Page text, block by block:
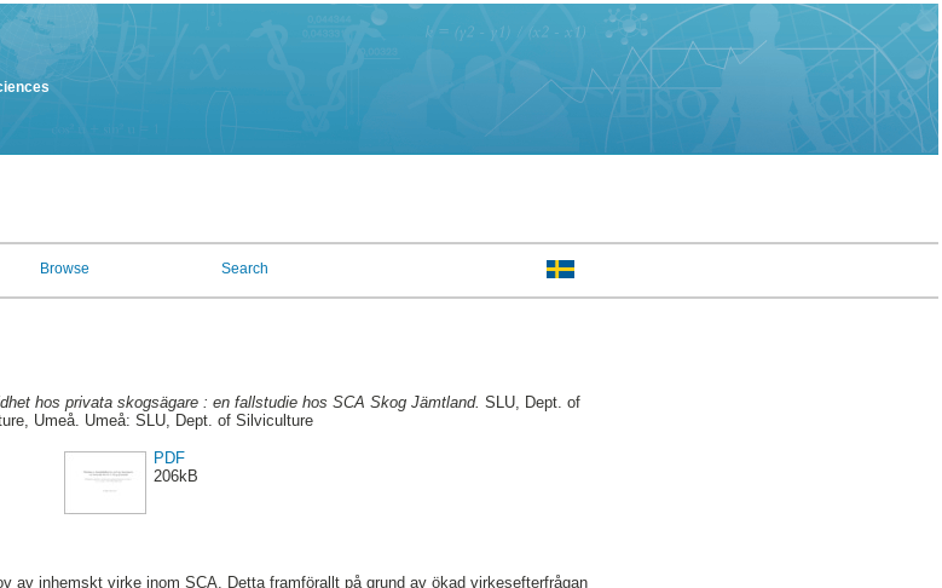
Browse Search
hos privata skogsägare : en fallstudie hos SCA Skog Jämtland. SLU, Dept. of
Umeå. Umeå: SLU, Dept. of Silviculture
PDF
206kB
av inhemskt virke inom SCA. Detta framförallt på grund av ökad virkesefterfrågan